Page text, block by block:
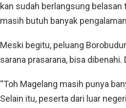
kan sudah berlangsung belasan
masih butuh banyak
Meski begitu, peluang
sarana prasarana, bisa
“Toh Magelang masih punya
Selain itu, peserta dari luar